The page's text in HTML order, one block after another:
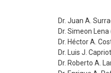
Dr. Juan A.
Dr. Simeon
Dr. Héctor A.
Dr. Luis J.
Dr. Roberto A.